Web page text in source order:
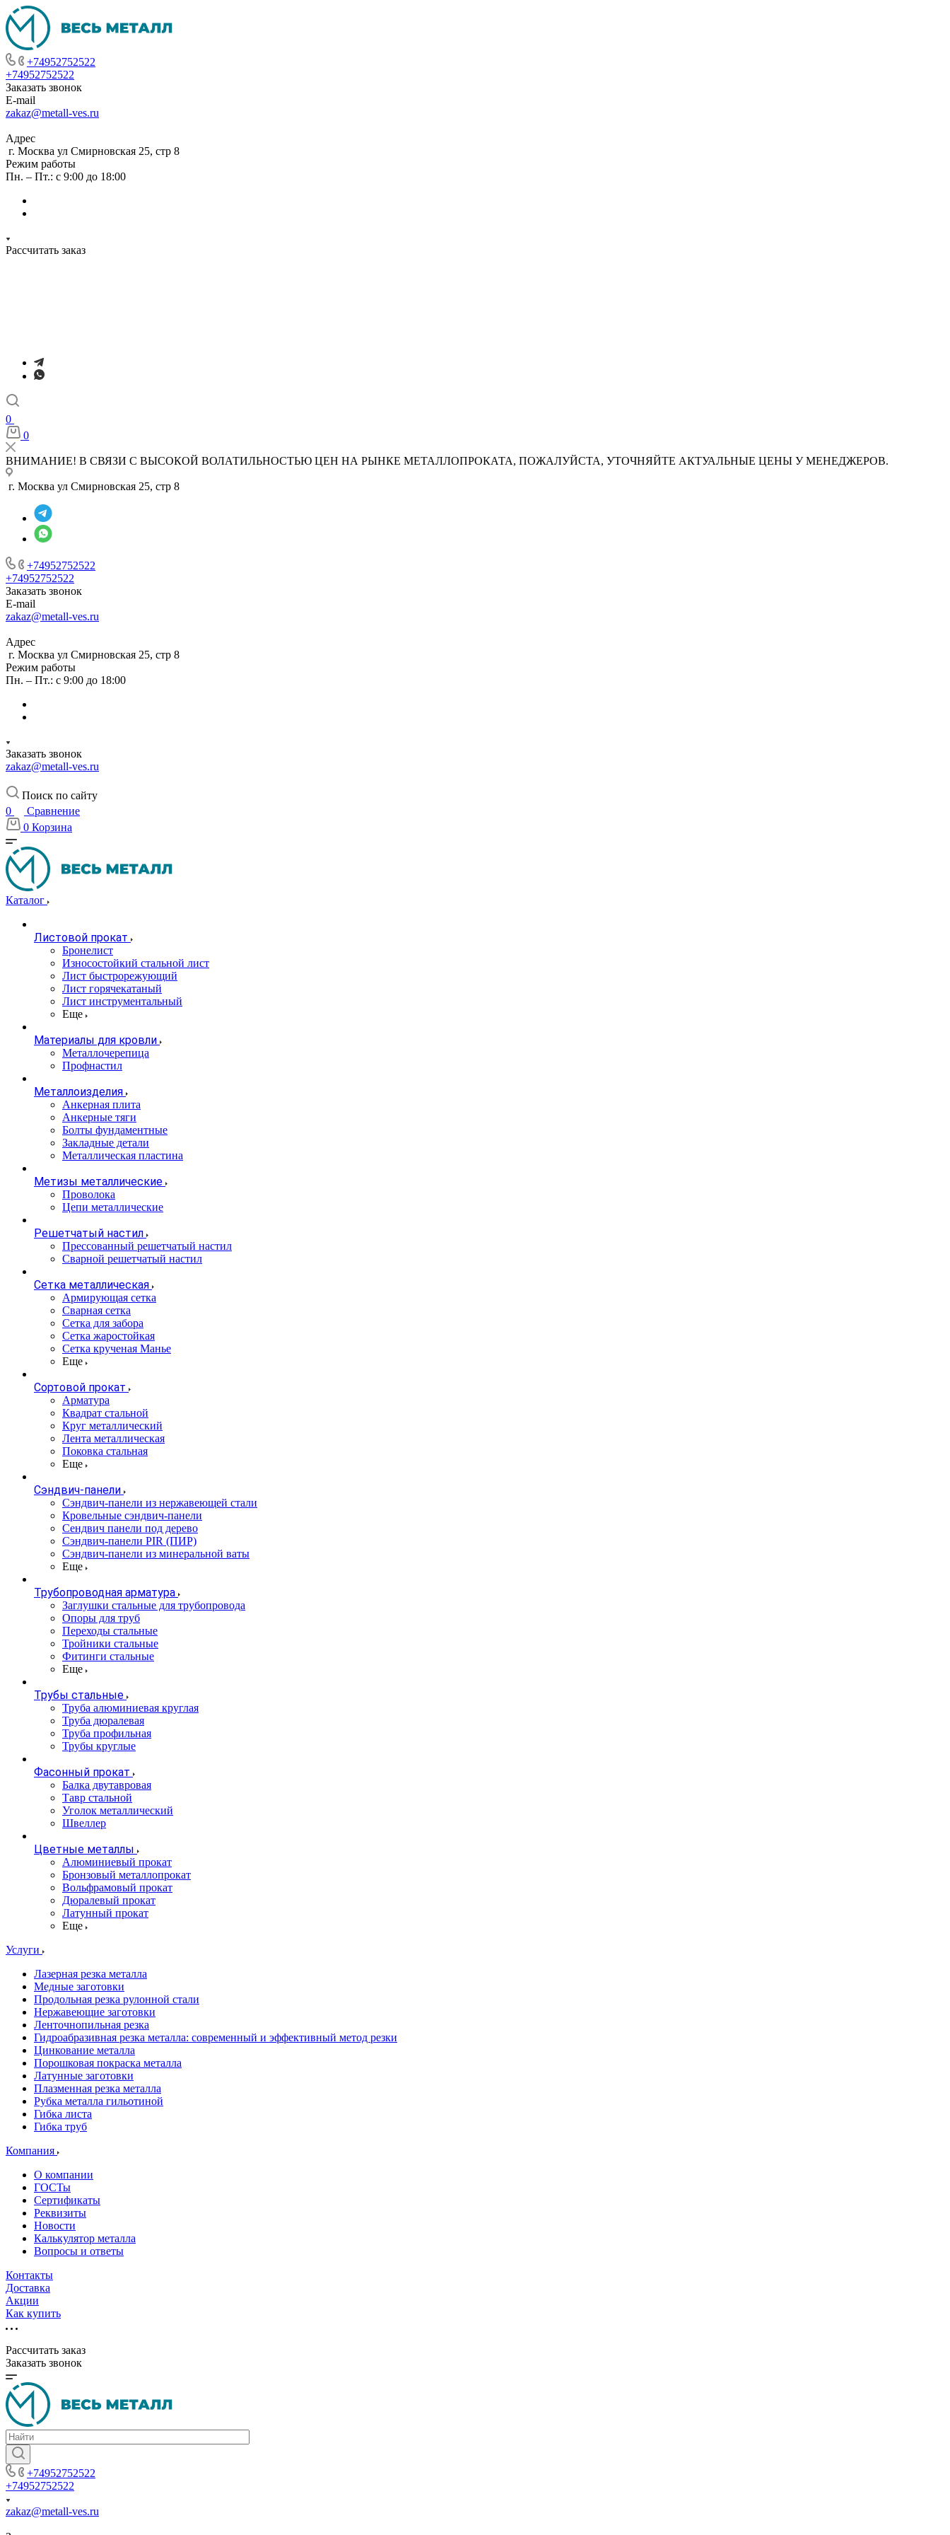
+74952752522
+74952752522
Заказать звонок
E-mail
zakaz@metall-ves.ru
Адрес
г. Москва ул Смирновская 25, стр 8
Режим работы
Пн. – Пт.: с 9:00 до 18:00
Рассчитать заказ
0
0
ВНИМАНИЕ! В СВЯЗИ С ВЫСОКОЙ ВОЛАТИЛЬНОСТЬЮ ЦЕН НА РЫНКЕ МЕТАЛЛОПРОКАТА, ПОЖАЛУЙСТА, УТОЧНЯЙТЕ АКТУАЛЬНЫЕ ЦЕНЫ У МЕНЕДЖЕРОВ.
г. Москва ул Смирновская 25, стр 8
+74952752522
+74952752522
Заказать звонок
E-mail
zakaz@metall-ves.ru
Адрес
г. Москва ул Смирновская 25, стр 8
Режим работы
Пн. – Пт.: с 9:00 до 18:00
Заказать звонок
zakaz@metall-ves.ru
Поиск по сайту
0
Сравнение
0 Корзина
Каталог
Листовой прокат
Бронелист
Износостойкий стальной лист
Лист быстрорежующий
Лист горячекатаный
Лист инструментальный
Еще
Материалы для кровли
Металлочерепица
Профнастил
Металлоизделия
Анкерная плита
Анкерные тяги
Болты фундаментные
Закладные детали
Металлическая пластина
Метизы металлические
Проволока
Цепи металлические
Решетчатый настил
Прессованный решетчатый настил
Сварной решетчатый настил
Сетка металлическая
Армирующая сетка
Сварная сетка
Сетка для забора
Сетка жаростойкая
Сетка крученая Манье
Еще
Сортовой прокат
Арматура
Квадрат стальной
Круг металлический
Лента металлическая
Поковка стальная
Еще
Сэндвич-панели
Cэндвич-панели из нержавеющей стали
Кровельные сэндвич-панели
Сендвич панели под дерево
Сэндвич-панели PIR (ПИР)
Сэндвич-панели из минеральной ваты
Еще
Трубопроводная арматура
Заглушки стальные для трубопровода
Опоры для труб
Переходы стальные
Тройники стальные
Фитинги стальные
Еще
Трубы стальные
Труба алюминиевая круглая
Труба дюралевая
Труба профильная
Трубы круглые
Фасонный прокат
Балка двутавровая
Тавр стальной
Уголок металлический
Швеллер
Цветные металлы
Алюминиевый прокат
Бронзовый металлопрокат
Вольфрамовый прокат
Дюралевый прокат
Латунный прокат
Еще
Услуги
Лазерная резка металла
Медные заготовки
Продольная резка рулонной стали
Нержавеющие заготовки
Ленточнопильная резка
Гидроабразивная резка металла: современный и эффективный метод резки
Цинкование металла
Порошковая покраска металла
Латунные заготовки
Плазменная резка металла
Рубка металла гильотиной
Гибка листа
Гибка труб
Компания
О компании
ГОСТы
Сертификаты
Реквизиты
Новости
Калькулятор металла
Вопросы и ответы
Контакты
Доставка
Акции
Как купить
Рассчитать заказ
Заказать звонок
+74952752522
+74952752522
zakaz@metall-ves.ru